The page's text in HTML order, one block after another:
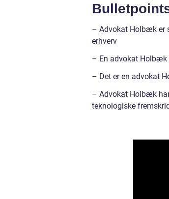
– Advokat Holbæk er
erhverv
– En advokat Holbæk
– Det er en advokat
– Advokat Holbæk
teknologiske